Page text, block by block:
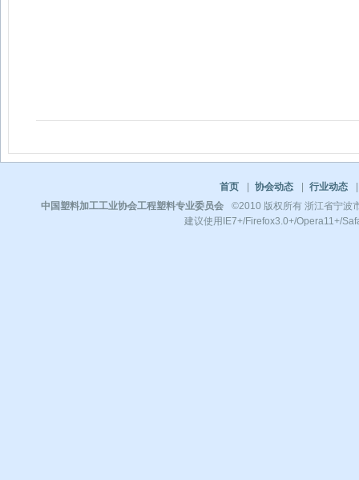
首页 协会动态 行业动态
中国塑料加工工业协会工程塑料专业委员会
©2010 版权所有 浙江省宁波
建议使用IE7+/Firefox3.0+/Opera11+/